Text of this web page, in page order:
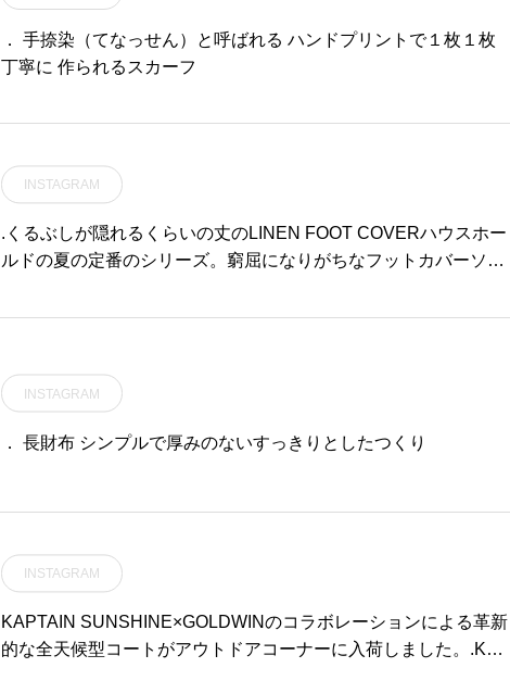
． 手捺染（てなっせん）と呼ばれる ハンドプリントで１枚１枚
丁寧に 作られるスカーフ
INSTAGRAM
.くるぶしが隠れるくらいの丈のLINEN FOOT COVERハウスホー
ルドの夏の定番のシリーズ。窮屈になりがちなフットカバーソッ
or ライトグレー、ブルー、チャコール.#margarethowell #househ
INSTAGRAM
． 長財布 シンプルで厚みのないすっきりとしたつくり
INSTAGRAM
KAPTAIN SUNSHINE×GOLDWINのコラボレーションによる革新
的な全天候型コートがアウトドアコーナーに入荷しました。.KA